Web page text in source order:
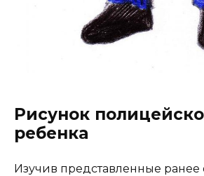
Рисунок
ребенка
Изучив представленные